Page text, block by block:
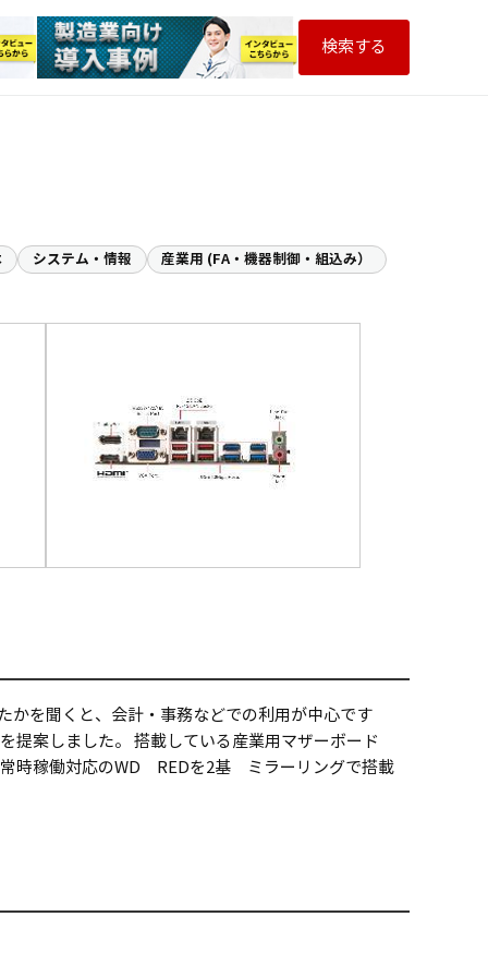
検索する
システム・情報
産業用 (FA・機器制御・組込み）
を聞くと、会計・事務などでの利用が中心です
案しました。 搭載している産業用マザーボード
常時稼働対応のWD REDを2基 ミラーリングで搭載